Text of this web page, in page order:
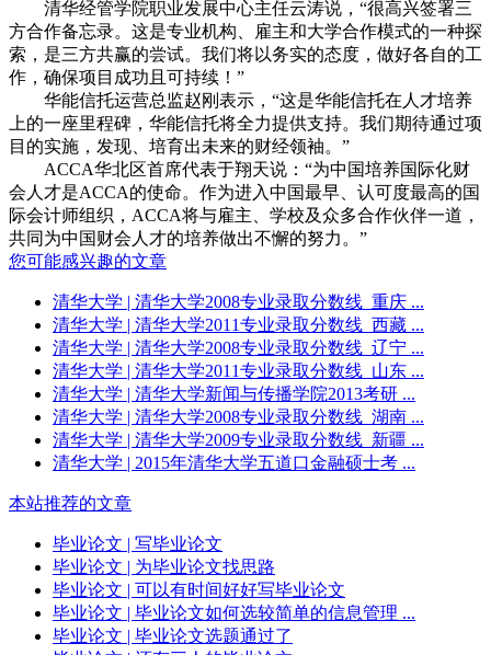
清华经管学院职业发展中心主任云涛说，“很高兴签署三
方合作备忘录。这是专业机构、雇主和大学合作模式的一种探
索，是三方共赢的尝试。我们将以务实的态度，做好各自的工
作，确保项目成功且可持续！”
华能信托运营总监赵刚表示，“这是华能信托在人才培养
上的一座里程碑，华能信托将全力提供支持。我们期待通过项
目的实施，发现、培育出未来的财经领袖。”
ACCA华北区首席代表于翔天说：“为中国培养国际化财
会人才是ACCA的使命。作为进入中国最早、认可度最高的国
际会计师组织，ACCA将与雇主、学校及众多合作伙伴一道，
共同为中国财会人才的培养做出不懈的努力。”
您可能感兴趣的文章
清华大学 | 清华大学2008专业录取分数线_重庆 ...
清华大学 | 清华大学2011专业录取分数线_西藏 ...
清华大学 | 清华大学2008专业录取分数线_辽宁 ...
清华大学 | 清华大学2011专业录取分数线_山东 ...
清华大学 | 清华大学新闻与传播学院2013考研 ...
清华大学 | 清华大学2008专业录取分数线_湖南 ...
清华大学 | 清华大学2009专业录取分数线_新疆 ...
清华大学 | 2015年清华大学五道口金融硕士考 ...
本站推荐的文章
毕业论文 | 写毕业论文
毕业论文 | 为毕业论文找思路
毕业论文 | 可以有时间好好写毕业论文
毕业论文 | 毕业论文如何选较简单的信息管理 ...
毕业论文 | 毕业论文选题通过了